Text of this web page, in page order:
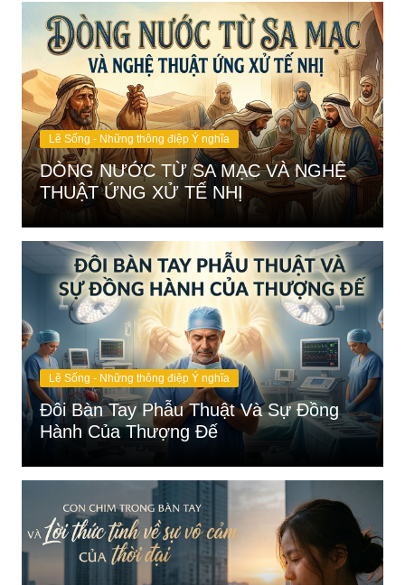
Lẽ Sống - Những thông điệp Ý nghĩa
DÒNG NƯỚC TỪ SA MẠC VÀ NGHỆ
THUẬT ỨNG XỬ TẾ NHỊ
Lẽ Sống - Những thông điệp Ý nghĩa
Đôi Bàn Tay Phẫu Thuật Và Sự Đồng
Hành Của Thượng Đế